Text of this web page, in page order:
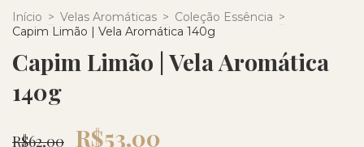
Início > Velas Aromáticas > Coleção Essência >
Capim Limão | Vela Aromática 140g
Capim Limão | Vela Aromática
140g
R$62,00 R$53,00